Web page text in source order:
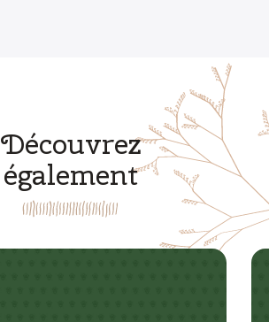
Découvrez
également